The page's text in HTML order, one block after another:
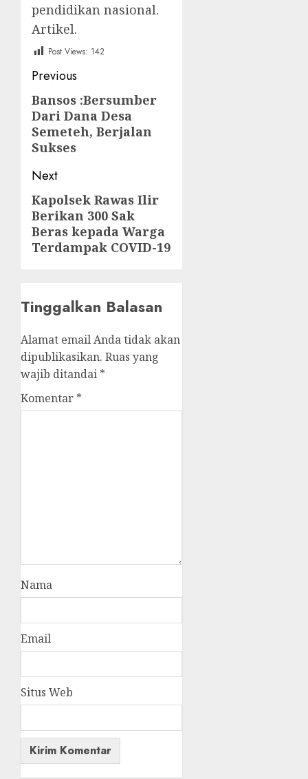
pendidikan nasional.
Artikel.
Post Views: 142
Post
navigation
Previous
Previous
post:
Bansos :Bersumber
Dari Dana Desa
Semeteh, Berjalan
Sukses
Next
Next
post:
Kapolsek Rawas Ilir
Berikan 300 Sak
Beras kepada Warga
Terdampak COVID-19
Tinggalkan Balasan
Alamat email Anda tidak akan
dipublikasikan. Ruas yang
wajib ditandai *
Komentar *
Nama
Email
Situs Web